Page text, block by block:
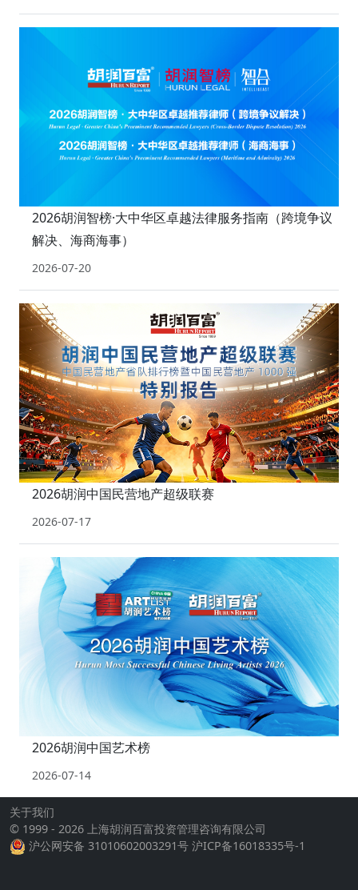
2026胡润智榜·大中华区卓越法律服务指南（跨境争议
解决、海商海事）
2026-07-20
2026胡润中国民营地产超级联赛
2026-07-17
2026胡润中国艺术榜
2026-07-14
关于我们
© 1999 - 2026 上海胡润百富投资管理咨询有限公司
沪公网安备 31010602003291号 沪ICP备16018335号-1